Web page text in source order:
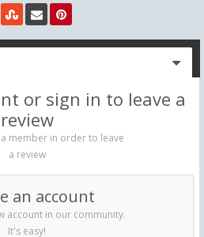
or sign in to leave a
review
member in order to leave
a review
an account
account in our community.
It's easy!